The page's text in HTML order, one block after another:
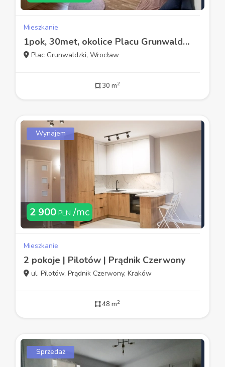
Mieszkanie
1pok, 30met, okolice Placu Grunwaldzkiego BALKON (Wrocław)
Plac Grunwaldzki, Wrocław
30 m2
Wynajem
2 900 PLN /mc
Mieszkanie
2 pokoje | Pilotów | Prądnik Czerwony
ul. Pilotów, Prądnik Czerwony, Kraków
48 m2
Sprzedaż